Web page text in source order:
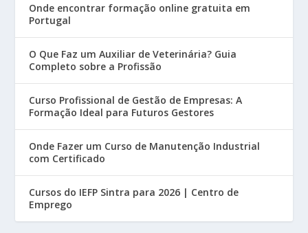
Onde encontrar formação online gratuita em
Portugal
O Que Faz um Auxiliar de Veterinária? Guia
Completo sobre a Profissão
Curso Profissional de Gestão de Empresas: A
Formação Ideal para Futuros Gestores
Onde Fazer um Curso de Manutenção Industrial
com Certificado
Cursos do IEFP Sintra para 2026 | Centro de
Emprego